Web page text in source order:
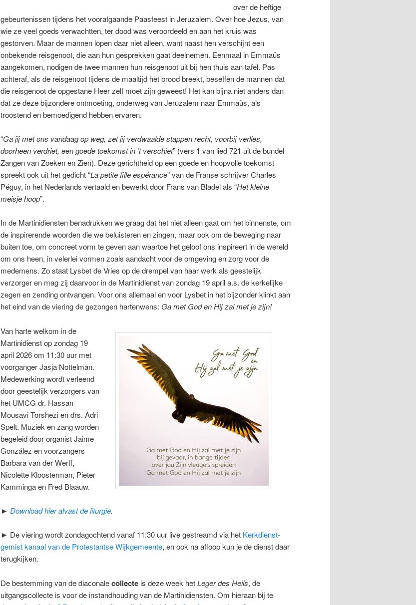
over de heftige
gebeurtenissen tijdens het voorafgaande Paasfeest in Jeruzalem. Over hoe Jezus, van
wie ze veel goeds verwachtten, ter dood was veroordeeld en aan het kruis was
gestorven. Maar de mannen lopen daar niet alleen, want naast hen verschijnt een
onbekende reisgenoot, die aan hun gesprekken gaat deelnemen. Eenmaal in Emmaüs
aangekomen, nodigen de twee mannen hun reisgenoot uit bij hen thuis aan tafel. Pas
achteraf, als de reisgenoot tijdens de maaltijd het brood breekt, beseffen de mannen dat
die reisgenoot de opgestane Heer zelf moet zijn geweest! Het kan bijna niet anders dan
dat ze deze bijzondere ontmoeting, onderweg van Jeruzalem naar Emmaüs, als
troostend en bemoedigend hebben ervaren.
“Ga jij met ons vandaag op weg, zet jij verdwaalde stappen recht, voorbij verlies,
doorheen verdriet, een goede toekomst in ’t verschiet” (vers 1 van lied 721 uit de bundel
Zangen van Zoeken en Zien). Deze gerichtheid op een goede en hoopvolle toekomst
spreekt ook uit het gedicht “La petite fille espérance” van de Franse schrijver Charles
Péguy, in het Nederlands vertaald en bewerkt door Frans van Bladel als “Het kleine
meisje hoop”.
In de Martinidiensten benadrukken we graag dat het niet alleen gaat om het binnenste, om
de inspirerende woorden die we beluisteren en zingen, maar ook om de beweging naar
buiten toe, om concreet vorm te geven aan waartoe het geloof ons inspireert in de wereld
om ons heen, in velerlei vormen zoals aandacht voor de omgeving en zorg voor de
medemens. Zo staat Lysbet de Vries op de drempel van haar werk als geestelijk
verzorger en mag zij daarvoor in de Martinidienst van zondag 19 april a.s. de kerkelijke
zegen en zending ontvangen. Voor ons allemaal en voor Lysbet in het bijzonder klinkt aan
het eind van de viering de gezongen hartenwens: Ga met God en Hij zal met je zijn!
Van harte welkom in de
Martinidienst op zondag 19
april 2026 om 11:30 uur met
voorganger Jasja Nottelman.
Medewerking wordt verleend
door geestelijk verzorgers van
het UMCG dr. Hassan
Mousavi Torshezi en drs. Adri
Spelt. Muziek en zang worden
begeleid door organist Jaime
González en voorzangers
Barbara van der Werff,
Nicolette Kloosterman, Pieter
Kamminga en Fred Blaauw.
► Download hier alvast de liturgie.
► De viering wordt zondagochtend vanaf 11:30 uur live gestreamd via het Kerkdienst-
gemist kanaal van de Protestantse Wijkgemeente, en ook na afloop kun je de dienst daar
terugkijken.
De bestemming van de diaconalecollecte is deze week hetLeger des Heils, de
uitgangscollecte is voor de instandhouding van de Martinidiensten. Om hieraan bij te